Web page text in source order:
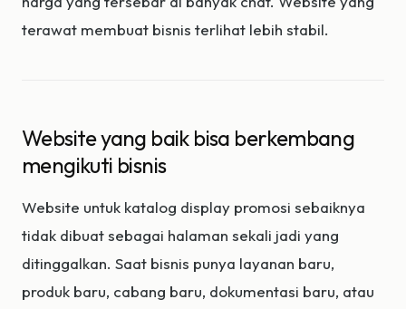
terawat membuat bisnis terlihat lebih stabil.
Website yang baik bisa berkembang
mengikuti bisnis
Website untuk katalog display promosi sebaiknya
tidak dibuat sebagai halaman sekali jadi yang
ditinggalkan. Saat bisnis punya layanan baru,
produk baru, cabang baru, dokumentasi baru, atau